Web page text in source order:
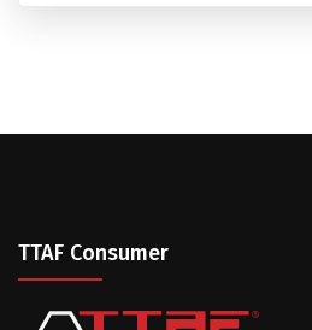
TTAF Consumer